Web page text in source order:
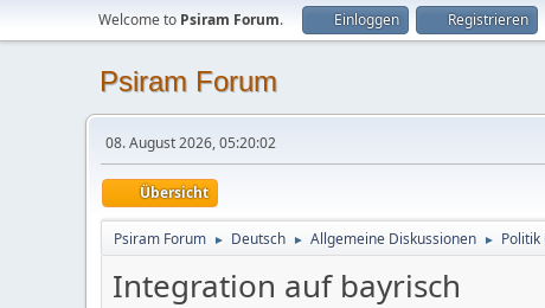
Welcome to Psiram Forum. Einloggen Registrieren
Psiram Forum
08. August 2026, 05:20:02
Übersicht
Psiram Forum ► Deutsch ► Allgemeine Diskussionen ►
Integration auf bayrisch